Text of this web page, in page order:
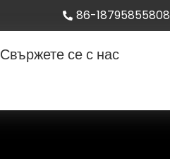
86-18795855808
Свържете се с нас